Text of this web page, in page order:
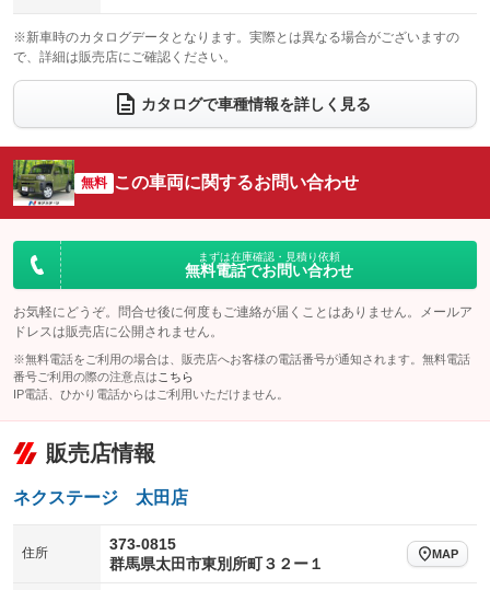
：装備なし ：装備あり
ウォークスルー
：装備なし
電動リアゲート フロントカメラ
：装備なし
：装備なし ：装備なし
サイドカメラ
：装備なし ルーフレール
：装備あり
：装備なし
：装備なし
※新車時のカタログデータとなります。実際とは異なる場合がございますの
で、詳細は販売店にご確認ください。
カタログで車種情報を詳しく見る
無料 この車両に関するお問い合わせ
まずは在庫確認・見積り依頼
無料電話でお問い合わせ
お気軽にどうぞ。問合せ後に何度もご連絡が届くことはありません。メールア
ドレスは販売店に公開されません。
※無料電話をご利用の場合は、販売店へお客様の電話番号が通知されます。無料電話
番号ご利用の際の注意点は こちら
IP電話、ひかり電話からはご利用いただけません。
販売店情報
ネクステージ 太田店
住所
373-0815
群馬県太田市東別所町３２ー１
MAP